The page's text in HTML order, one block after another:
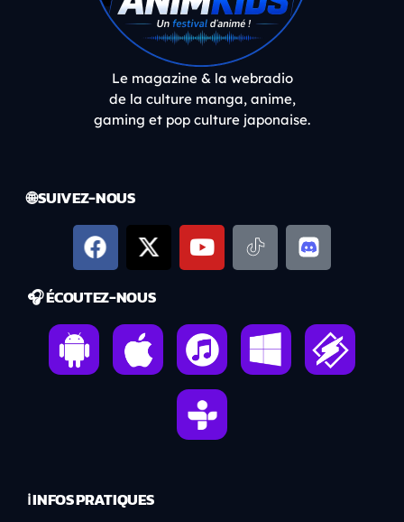
Le magazine & la webradio
de la culture manga, anime,
gaming et pop culture japonaise.
🌐 SUIVEZ-NOUS
🎧 ÉCOUTEZ-NOUS
ℹ️ INFOS PRATIQUES